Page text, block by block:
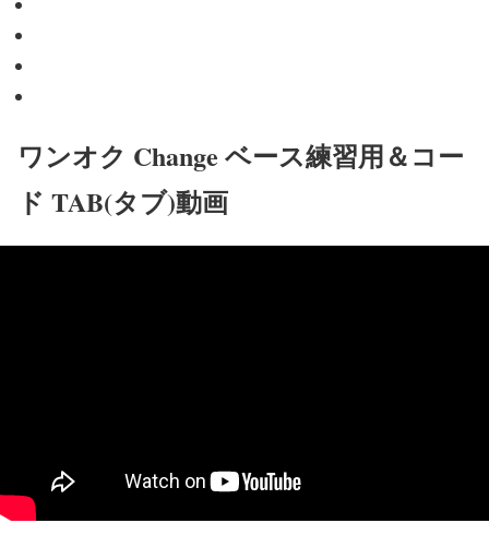
ワンオク Change ベース練習用＆コー
ド TAB(タブ)動画